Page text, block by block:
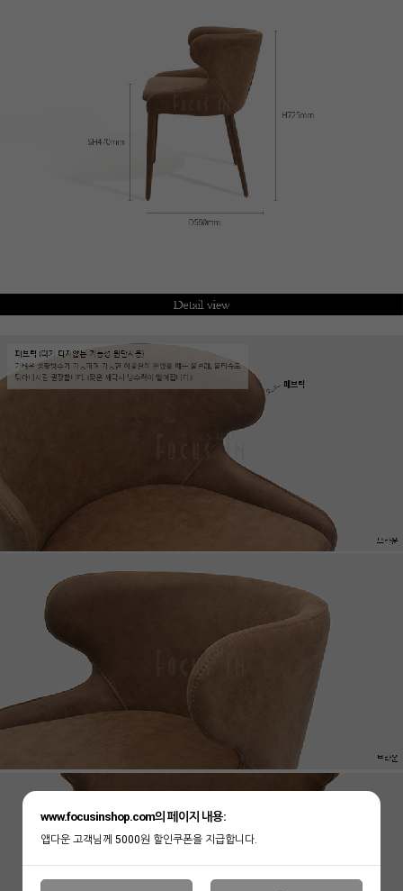
www.focusinshop.com의 페이지 내용:
앱다운 고객님께 5000원 할인쿠폰을 지급합니다.